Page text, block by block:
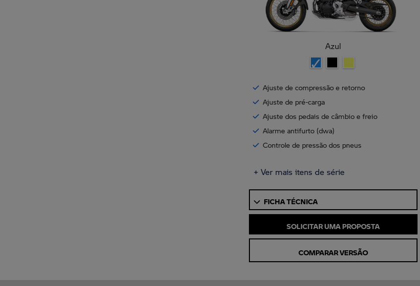
Azul
Ajuste de compressão e retorno
Ajuste de pré-carga
Ajuste dos pedais de câmbio e freio
Alarme antifurto (dwa)
Controle de pressão dos pneus
+ Ver mais itens de série
FICHA TÉCNICA
SOLICITAR UMA PROPOSTA
COMPARAR VERSÃO